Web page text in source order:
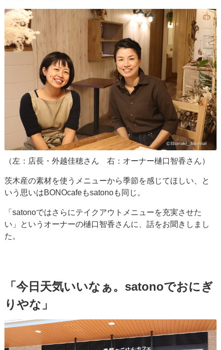
（左：店長・外越佳穂さん 右：オーナー樋口智香さん）
茨木産の素材を使うメニューから季節を感じてほしい、と
いう思いはBONOcafeもsatonoも同じ。
「satonoではさらにテイクアウトメニューを充実させた
い」というオーナーの樋口智香さんに、話をお聞きしまし
た。
「今日天気いいなぁ。satonoでおにぎ
りやな」